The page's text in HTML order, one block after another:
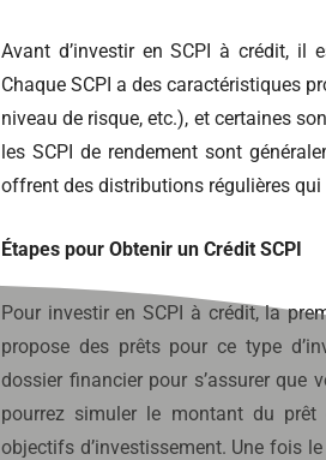
Avant d’investir en SCPI à crédit, il
Chaque SCPI a des caractéristiques
niveau de risque, etc.), et certaines
les SCPI de rendement sont
offrent des distributions régulières
Étapes pour Obtenir un Crédit SCPI
Pour investir en SCPI à crédit, la
propose des prêts pour ce type
dossier financier pour s’assurer que
pourrez simuler le montant du
objectifs d’investissement. Une fois